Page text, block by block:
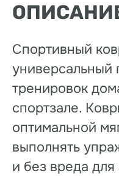
Спортивный
тренировок
спортзале.
оптимальной
выполнять
и без вреда